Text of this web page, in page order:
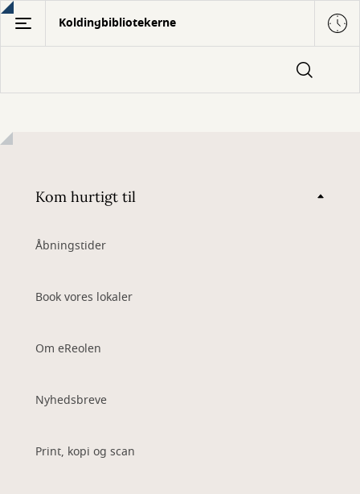
Gå
hovedindhold
Koldingbibliotekerne
Kom hurtigt til
Åbningstider
Book vores lokaler
Om eReolen
Nyhedsbreve
Print, kopi og scan